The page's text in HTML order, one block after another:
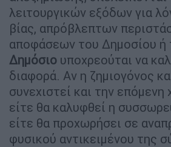
λειτουργικών εξόδων για
βίας, απρόβλεπτων
αποφάσεων του Δημοσίου ή
Δημόσιο υποχρεούται να
διαφορά. Αν η ζημιογόνος
συνεχιστεί και την επόμενη
είτε θα καλυφθεί η
είτε θα προχωρήσει σε
φυσικού αντικειμένου της